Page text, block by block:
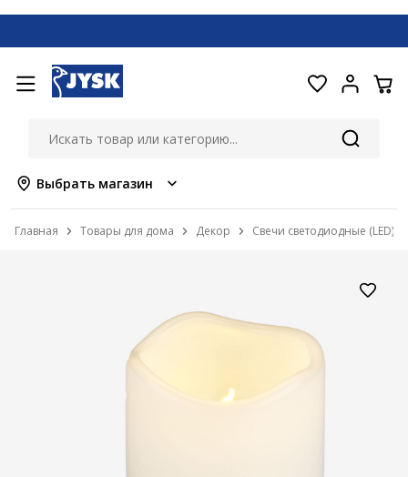
Выбрать магазин
Главная Товары для дома Декор Свечи светодиодные (LED)